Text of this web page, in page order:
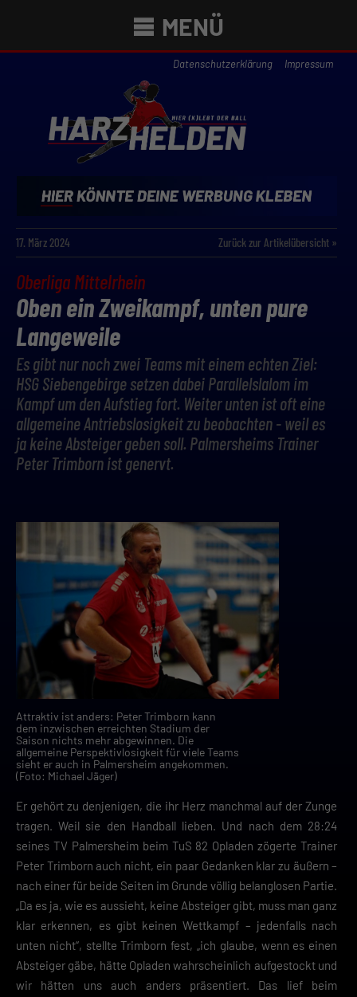
MENÜ
Datenschutzerklärung Impressum
17. März 2024 Zurück zur Artikelübersicht »
Oberliga Mittelrhein
Oben ein Zweikampf, unten pure
Langeweile
Es gibt nur noch zwei Teams mit einem echten Ziel:
HSG Siebengebirge setzen dabei Parallelslalom im
Kampf um den Aufstieg fort. Weiter unten ist oft eine
allgemeine Antriebslosigkeit zu beobachten - weil es
ja keine Absteiger geben soll. Palmersheims Trainer
Peter Trimborn ist genervt.
Attraktiv ist anders: Peter Trimborn kann
dem inzwischen erreichten Stadium der
Saison nichts mehr abgewinnen. Die
allgemeine Perspektivlosigkeit für viele Teams
sieht er auch in Palmersheim angekommen.
(Foto: Michael Jäger)
Er gehört zu denjenigen, die ihr Herz manchmal auf der Zunge
tragen. Weil sie den Handball lieben. Und nach dem 28:24
seines TV Palmersheim beim TuS 82 Opladen zögerte Trainer
Peter Trimborn auch nicht, ein paar Gedanken klar zu äußern –
nach einer für beide Seiten im Grunde völlig belanglosen Partie.
„Da es ja, wie es aussieht, keine Absteiger gibt, muss man ganz
klar erkennen, es gibt keinen Wettkampf – jedenfalls nach
unten nicht“, stellte Trimborn fest, „ich glaube, wenn es einen
Absteiger gäbe, hätte Opladen wahrscheinlich aufgestockt und
wir hätten uns auch anders präsentiert. Das lief beim